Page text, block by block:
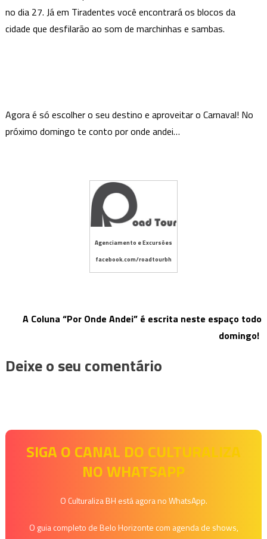
no dia 27. Já em Tiradentes você encontrará os blocos da
cidade que desfilarão ao som de marchinhas e sambas.
Agora é só escolher o seu destino e aproveitar o Carnaval! No
próximo domingo te conto por onde andei…
Agenciamento e Excursões
facebook.com/roadtourbh
A Coluna “Por Onde Andei” é escrita neste espaço todo
domingo!
Deixe o seu comentário
SIGA O CANAL DO CULTURALIZA
NO WHATSAPP
O Culturaliza BH está agora no WhatsApp.
O guia completo de Belo Horizonte com agenda de shows,